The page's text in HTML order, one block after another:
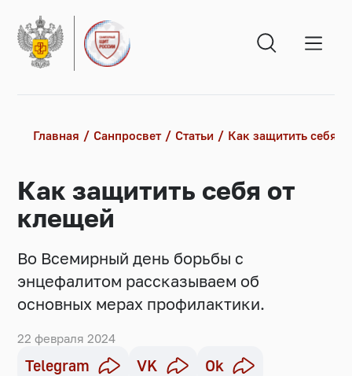
Главная Санпросвет Статьи Как защитить себя
Как защитить себя от
клещей
Во Всемирный день борьбы с
энцефалитом рассказываем об
основных мерах профилактики.
22 февраля 2024
Telegram VK Ok